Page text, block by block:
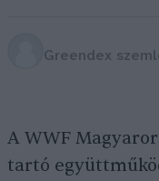
Greendex
A WWF
tartó